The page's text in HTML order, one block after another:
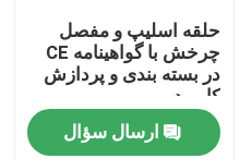
حلقه اسلیپ و مفصل
چرخش با گواهینامه CE
در بسته بندی و پردازش
کاربرد
ارسال سؤال